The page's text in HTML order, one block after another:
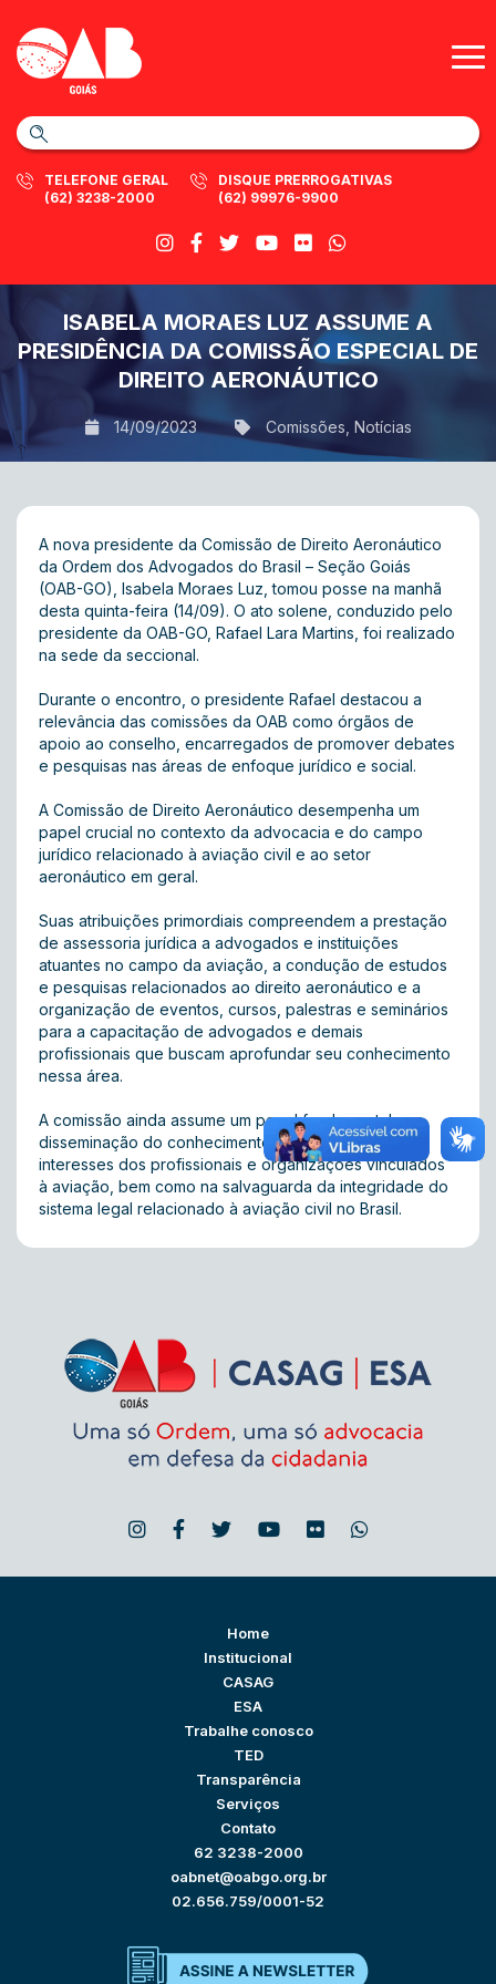
TELEFONE GERAL
(62) 3238-2000
DISQUE PRERROGATIVAS
(62) 99976-9900
ISABELA MORAES LUZ ASSUME A
PRESIDÊNCIA DA COMISSÃO ESPECIAL DE
DIREITO AERONÁUTICO
14/09/2023 Comissões Notícias
A nova presidente da Comissão de Direito Aeronáutico
da Ordem dos Advogados do Brasil – Seção Goiás
(OAB-GO), Isabela Moraes Luz, tomou posse na manhã
desta quinta-feira (14/09). O ato solene, conduzido pelo
presidente da OAB-GO, Rafael Lara Martins, foi realizado
na sede da seccional.
Durante o encontro, o presidente Rafael destacou a
relevância das comissões da OAB como órgãos de
apoio ao conselho, encarregados de promover debates
e pesquisas nas áreas de enfoque jurídico e social.
A Comissão de Direito Aeronáutico desempenha um
papel crucial no contexto da advocacia e do campo
jurídico relacionado à aviação civil e ao setor
aeronáutico em geral.
Suas atribuições primordiais compreendem a prestação
de assessoria jurídica a advogados e instituições
atuantes no campo da aviação, a condução de estudos
e pesquisas relacionados ao direito aeronáutico e a
organização de eventos, cursos, palestras e seminários
para a capacitação de advogados e demais
profissionais que buscam aprofundar seu conhecimento
nessa área.
A comissão ainda assume um papel fundamental na
disseminação do conhecimento, na defesa dos
interesses dos profissionais e organizações vinculados
à aviação, bem como na salvaguarda da integridade do
sistema legal relacionado à aviação civil no Brasil.
Home
Institucional
CASAG
ESA
Trabalhe conosco
TED
Transparência
Serviços
Contato
62 3238-2000
oabnet@oabgo.org.br
02.656.759/0001-52